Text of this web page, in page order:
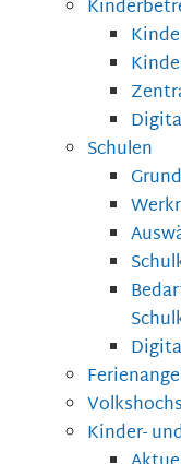
Schulen
Kinder-